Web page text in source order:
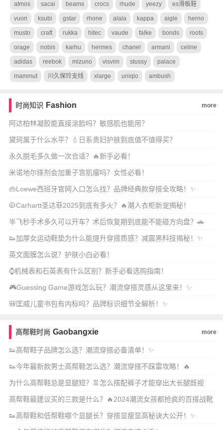
atmos sacai beams crocs rhude yeezy es滑板鞋
vuori ksubi gstar rhone alala kappa aigle herno
musto craft rukka hitec vaude falke bonds roots
orage nobis karhu hermes chanel armani celine
adidas reebok mizuno visvim stussy palace
mammut 川久保玲支线 xlarge uniqlo ambush
时尚知识 Fashion more
阿达柏林凝胶能直接涂脸吗？敏感肌也能用？
黛珂属于什么水平？💧日系贵妇护肤到底值不值得买？
永久脱毛多久做一次合适？🔥新手必看！
米诺地尔搽剂会加重子宫肌瘤吗？女性必看！
👜Loewe西班牙官网入口怎么找？品牌经典款穿搭全攻略！✨
🧥Carhartt圣达菲2025到底有多火？🔥潮人衣柜新宠揭秘！
半飞秒手术多久可以开车？术后恢复期到底能不能碰方向盘？🚗
👟加厚女运动鞋垫为什么能提升穿搭质感？减震黑科技揭秘！✨
英文面膜怎么说？护肤小白必看！
⌚机械表和石英表有什么区别？新手必看选购指南！
🎮Guessing Game游戏怎么玩？潮流穿搭灵感从这里来！✨
🎒匡威儿童书包有内标吗？品牌标识细节全解析！✨
高帮鞋时尚 Gaobangxie more
👟高帮鞋子品牌怎么选？潮流穿搭必备清单！✨
👟今年最新款男士高帮鞋怎么选？潮流穿搭不踩雷攻略！🔥
为什么高帮鞋总是显腿短？👖怎么搭配裤子才能穿出大长腿既视
感？
高帮鞋最建议买的三款是什么？🔥2024潮流女孩都抢疯的百搭战靴
有哪些？
👟高帮鞋和低帮鞋哪个显腿长？穿搭显瘦显高秘诀大公开！✨